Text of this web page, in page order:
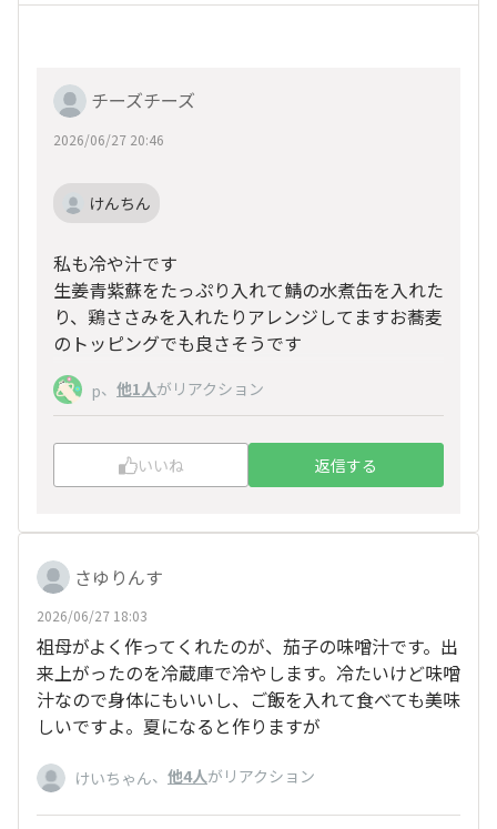
チーズチーズ
2026/06/27 20:46
けんちん
私も冷や汁です
生姜青紫蘇をたっぷり入れて鯖の水煮缶を入れた
り、鶏ささみを入れたりアレンジしてますお蕎麦
のトッピングでも良さそうです
p、 他1人がリアクション
いいね 返信する
さゆりんす
2026/06/27 18:03
祖母がよく作ってくれたのが、茄子の味噌汁です。出
来上がったのを冷蔵庫で冷やします。冷たいけど味噌
汁なので身体にもいいし、ご飯を入れて食べても美味
しいですよ。夏になると作りますが
けいちゃん、 他4人がリアクション